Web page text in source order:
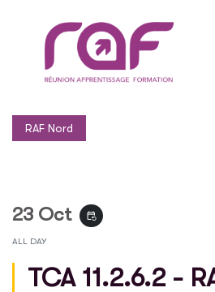
RAF Nord
23 Oct event_repeat
ALL DAY
TCA 11.2.6.2 -